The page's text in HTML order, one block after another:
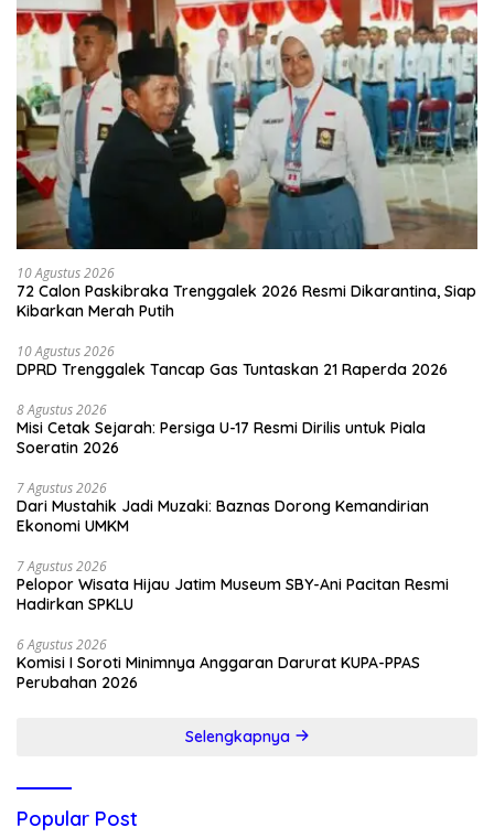
10 Agustus 2026
72 Calon Paskibraka Trenggalek 2026 Resmi Dikarantina, Siap
Kibarkan Merah Putih
10 Agustus 2026
DPRD Trenggalek Tancap Gas Tuntaskan 21 Raperda 2026
8 Agustus 2026
Misi Cetak Sejarah: Persiga U-17 Resmi Dirilis untuk Piala
Soeratin 2026
7 Agustus 2026
Dari Mustahik Jadi Muzaki: Baznas Dorong Kemandirian
Ekonomi UMKM
7 Agustus 2026
Pelopor Wisata Hijau Jatim Museum SBY-Ani Pacitan Resmi
Hadirkan SPKLU
6 Agustus 2026
Komisi I Soroti Minimnya Anggaran Darurat KUPA-PPAS
Perubahan 2026
Selengkapnya
Popular Post